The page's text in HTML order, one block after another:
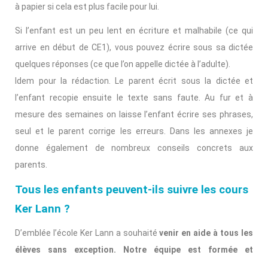
à papier si cela est plus facile pour lui.
Si l’enfant est un peu lent en écriture et malhabile (ce qui
arrive en début de CE1), vous pouvez écrire sous sa dictée
quelques réponses (ce que l’on appelle dictée à l’adulte).
Idem pour la rédaction. Le parent écrit sous la dictée et
l’enfant recopie ensuite le texte sans faute. Au fur et à
mesure des semaines on laisse l’enfant écrire ses phrases,
seul et le parent corrige les erreurs. Dans les annexes je
donne également de nombreux conseils concrets aux
parents.
Tous les enfants peuvent-ils suivre les cours
Ker Lann ?
D’emblée l’école Ker Lann a souhaitévenir en aide à tous les
élèves sans exception.
Notre équipe est formée et